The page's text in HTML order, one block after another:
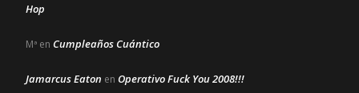
Hop
Mª en Cumpleaños Cuántico
Jamarcus Eaton en Operativo Fuck You 2008!!!